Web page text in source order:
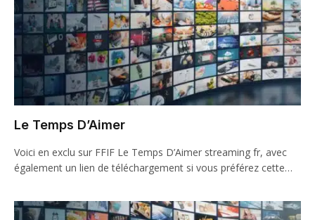
Le Temps D’Aimer
Voici en exclu sur FFIF Le Temps D’Aimer streaming fr, avec
également un lien de téléchargement si vous préférez cette…